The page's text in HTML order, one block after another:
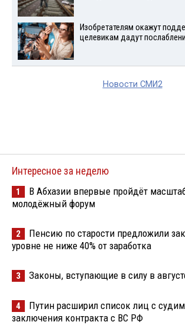
Изобретателям окажут
целевикам дадут
Новости СМИ2
Интересное за неделю
1
В Абхазии впервые пройдёт
молодёжный форум
2
Пенсию по старости предложили
уровне не ниже 40% от заработка
3 Законы, вступающие в силу в
4
Путин расширил список лиц с
заключения контракта с ВС РФ